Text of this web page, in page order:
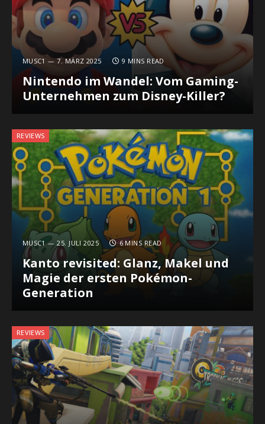
MUSC1 7. MÄRZ 2025 9 MINS READ
Nintendo im Wandel: Vom Gaming-
Unternehmen zum Disney-Killer?
REVIEWS
MUSC1 25. JULI 2025 6 MINS READ
Kanto revisited: Glanz, Makel und
Magie der ersten Pokémon-
Generation
REVIEWS